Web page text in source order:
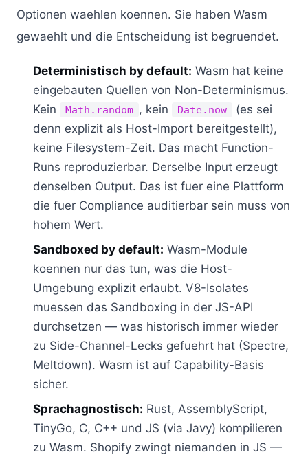
Optionen waehlen koennen. Sie haben Wasm
gewaehlt und die Entscheidung ist begruendet.
Deterministisch by default: Wasm hat keine
eingebauten Quellen von Non-Determinismus.
Kein
Math.random , kein Date.now
(es sei
denn explizit als Host-Import bereitgestellt),
keine Filesystem-Zeit. Das macht Function-
Runs reproduzierbar. Derselbe Input erzeugt
denselben Output. Das ist fuer eine Plattform
die fuer Compliance auditierbar sein muss von
hohem Wert.
Sandboxed by default: Wasm-Module
koennen nur das tun, was die Host-
Umgebung explizit erlaubt. V8-Isolates
muessen das Sandboxing in der JS-API
durchsetzen — was historisch immer wieder
zu Side-Channel-Lecks gefuehrt hat (Spectre,
Meltdown). Wasm ist auf Capability-Basis
sicher.
Sprachagnostisch: Rust, AssemblyScript,
TinyGo, C, C++ und JS (via Javy) kompilieren
zu Wasm. Shopify zwingt niemanden in JS —